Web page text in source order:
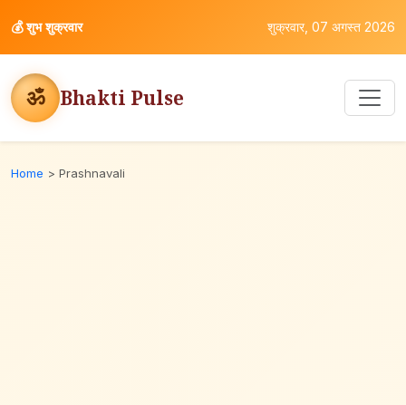
💰शुभ शुक्रवार शुक्रवार, 07 अगस्त 2026
ॐ Bhakti Pulse
Home > Prashnavali